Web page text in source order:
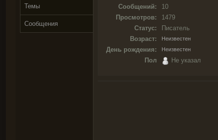
Темы
Сообщения
Сообщений:
10
Просмотров:
1479
Статус:
Писатель
Возраст:
Неизвестен
День рождения: Неизвестен
Пол Не указал